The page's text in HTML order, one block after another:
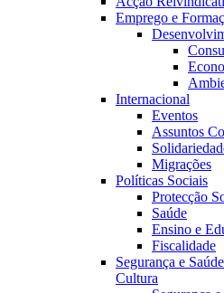
Emprego e
Internacional
Eventos
Assuntos
Migrações
Políticas Sociais
Protecção
Saúde
Ensino e
Fiscalidade
Segurança e
Cultura